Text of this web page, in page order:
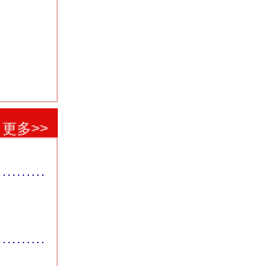
更多>>